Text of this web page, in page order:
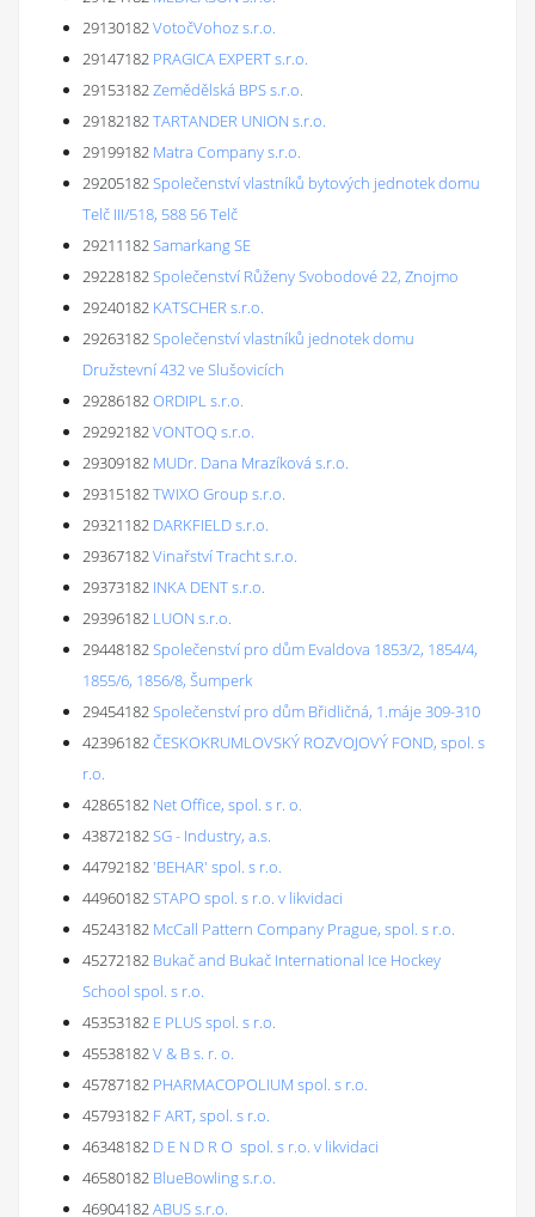
29130182VotočVohoz s.r.o.
29147182 PRAGICA EXPERT s.r.o.
29153182Zemědělská BPS s.r.o.
29182182TARTANDER UNION s.r.o.
29199182 Matra Company s.r.o.
29205182Společenství vlastníků bytových jednotek domu
Telč III/518, 588 56 Telč
29211182Samarkang SE
29228182Společenství Růženy Svobodové 22, Znojmo
29240182 KATSCHER s.r.o.
29263182Společenství vlastníků jednotek domu
Družstevní 432 ve Slušovicích
29286182ORDIPL s.r.o.
29292182VONTOQ s.r.o.
29309182 MUDr. Dana Mrazíková s.r.o.
29315182TWIXO Group s.r.o.
29321182 DARKFIELD s.r.o.
29367182Vinařství Tracht s.r.o.
29373182 INKA DENT s.r.o.
29396182 LUON s.r.o.
29448182Společenství pro dům Evaldova 1853/2, 1854/4,
1855/6, 1856/8, Šumperk
29454182Společenství pro dům Břidličná, 1.máje 309-310
42396182ČESKOKRUMLOVSKÝ ROZVOJOVÝ FOND, spol. s
r.o.
42865182 Net Office, spol. s r. o.
43872182SG - Industry, a.s.
44792182'BEHAR' spol. s r.o.
44960182STAPO spol. s r.o. v likvidaci
45243182 McCall Pattern Company Prague, spol. s r.o.
45272182 Bukač and Bukač International Ice Hockey
School spol. s r.o.
45353182 E PLUS spol. s r.o.
45538182V & B s. r. o.
45787182 PHARMACOPOLIUM spol. s r.o.
45793182 F ART, spol. s r.o.
46348182 D E N D R O spol. s r.o. v likvidaci
46580182 BlueBowling s.r.o.
46904182ABUS s.r.o.